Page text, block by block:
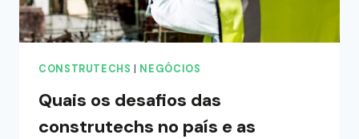
CONSTRUTECHS NEGÓCIOS
Quais os desafios das
construtechs no país e as